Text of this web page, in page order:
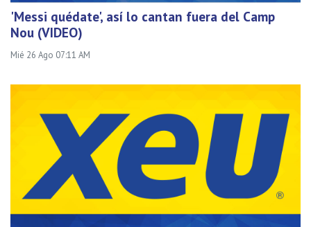
'Messi quédate', así lo cantan fuera del Camp
Nou (VIDEO)
Mié 26 Ago 07:11 AM